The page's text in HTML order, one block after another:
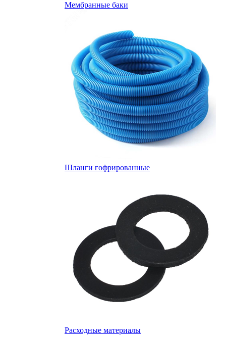
Мембранные баки
Шланги гофрированные
Расходные материалы